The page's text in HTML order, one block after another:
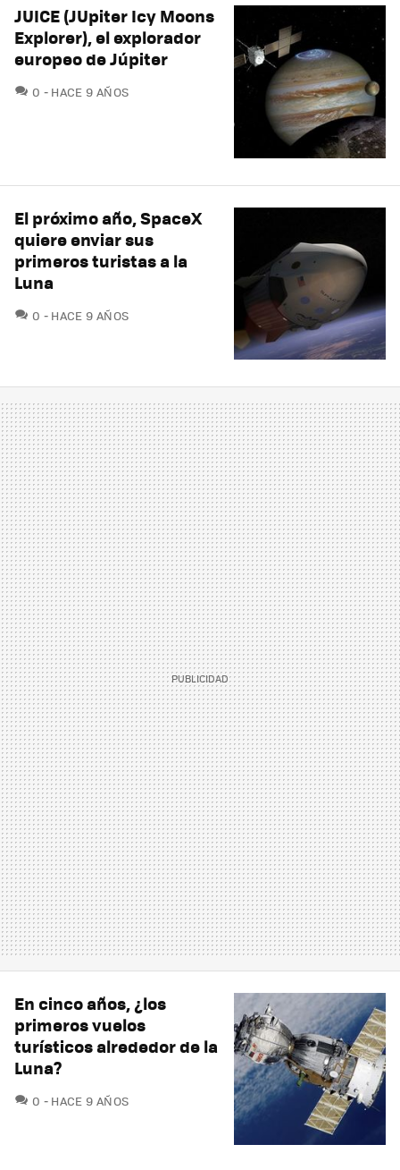
JUICE (JUpiter Icy Moons
Explorer), el explorador
europeo de Júpiter
0 COMENTARIOS
HACE 9 AÑOS
El próximo año, SpaceX
quiere enviar sus
primeros turistas a la
Luna
0 COMENTARIOS
HACE 9 AÑOS
En cinco años, ¿los
primeros vuelos
turísticos alrededor de la
Luna?
0 COMENTARIOS
HACE 9 AÑOS